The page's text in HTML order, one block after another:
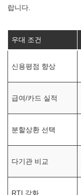
랍니다.
우대 조건
신용평점 향상
급여/카드 실적
분할상환 선택
다기관 비교
RTI 강화